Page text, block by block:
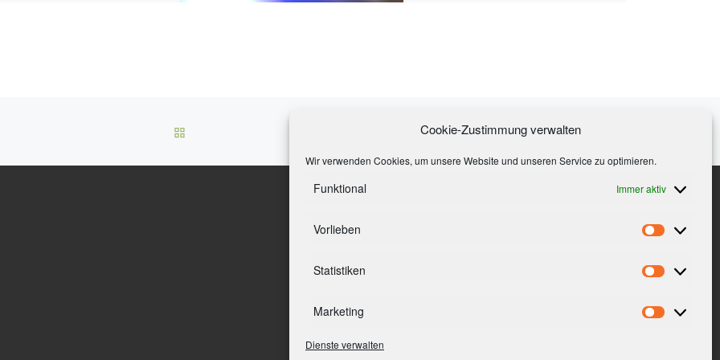
Cookie-Zustimmung verwalten
Wir verwenden Cookies, um unsere Website und unseren Service zu optimieren.
Funktional Immer aktiv
Vorlieben
Statistiken
Marketing
Dienste verwalten
DIE REGION NEUSIEDLERSEE IM FRÜHLING – BERGAUF BERICHT